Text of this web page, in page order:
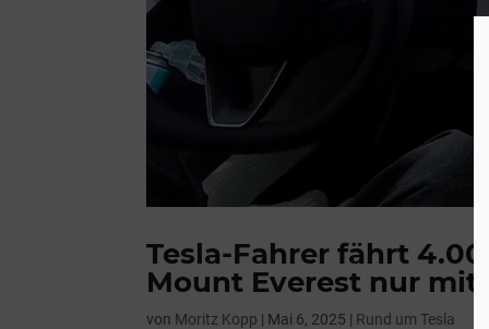
Tesla-Fahrer fährt
Mount Everest nur mit
von Moritz Kopp | Mai 6, 2025 | Rund um Tesla